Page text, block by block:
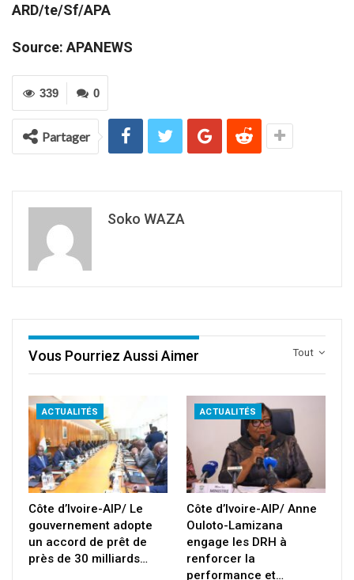
ARD/te/Sf/APA
Source: APANEWS
0
339
Partager
Soko WAZA
Tout
Vous Pourriez Aussi Aimer
ACTUALITÉS
Côte d’Ivoire-AIP/ Le
gouvernement adopte
un accord de prêt de
près de 30 milliards…
ACTUALITÉS
Côte d’Ivoire-AIP/ Anne
Ouloto-Lamizana
engage les DRH à
renforcer la
performance et…